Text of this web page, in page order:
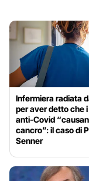
Infermiera radiata
per aver detto che
anti-Covid
cancro”: il caso di
Senner